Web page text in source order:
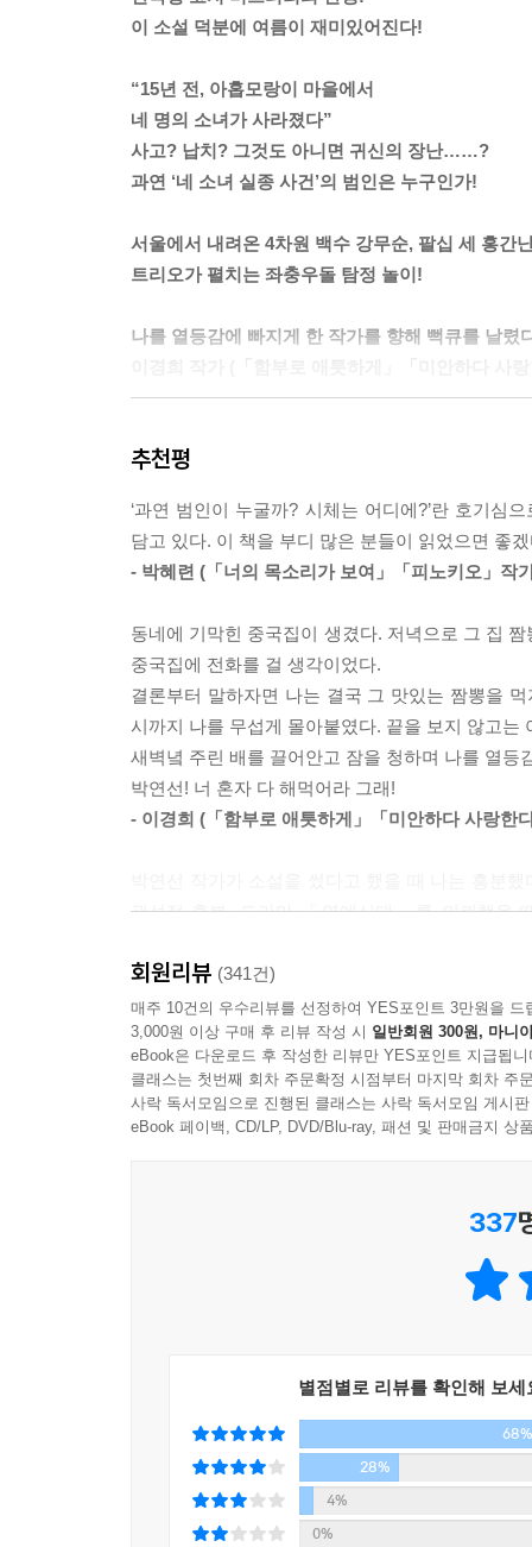
내가 뭘……. 우산 안 가져다 줬다고 화났나?
홍간난 여사가 맨손으로 뭔가를 쓸어 담는다. 그
쥐어박는 말투가 기분 나쁘지만, 쓰레받기 대령
데……. 그냥 서 있기 뭐해서 깨를 한 알 한 알 줍고
“에이, 씨부랄 거!”
홍간난 여사가 쓰레받기를 패대기쳤다. 쓰레받기
이년 저년이야 팔십 넘은 할머니가 하면 욕도 아니
“이 아까운 걸, 들깨 한 말 하려면 얼마나 애를 써
“저리 비켜, 이년아.”
“누군 뭐 있고 싶어서 있는 줄 알어?”
참다못해 한마디 했더니,
“있기 싫으면 가. 누가 말려?”
“알았어. 갈게. 가면 될 거 아냐!”
경찰은 물론 무당까지 나서서 찾아봤지만 이렇다
“벌써 15년이나 지났구먼. 세월이 참……. 그것들
그래놓고는 곧바로,
“살어 있으면 걔들이 지금 몇 살이라니…….”
--- p.84
“내 딸 내놔라, 이 씨발놈들아!”
황부영 엄마 목소리에서는 쇳소리가 났다. 사람
누군가 낫으로 잘라버렸다.
--- p.311
이 소설 덕분에 여름이 재미있어진다!
“15년 전, 아홉모랑이 마을에서
네 명의 소녀가 사라졌다”
사고? 납치? 그것도 아니면 귀신의 장난……?
과연 ‘네 소녀 실종 사건’의 범인은 누구인가!
서울에서 내려온 4차원 백수 강무순, 팔십 세 홍간
트리오가 펼치는 좌충우돌 탐정 놀이!
나를 열등감에 빠지게 한 작가를 향해 뻑큐를 날렸
두왕리를 배경으로 펼쳐지는 흥미진진 미스터리!
첩첩산중 두왕리, 일명 아홉모랑이 마을에 사는
출발하면 뭐하나. 살아 있는 이도 숨이 넘어갈 때
그렇게 아홉모랑이 강씨네는 장례를 치르게 되고
집안 최강 백수 강무순을 시골집에 낙오시키는
그 고요함에 화들짝 놀란 낙오자 강무순이 마당으
그렇게 강제적으로 시작된 동거 및 유배 생활에
산책을 나갔다가 ‘저 집에 개 끌고 돌아다니는
돌아다니지도 못하고 집 안에서 놀거리를 찾다가,
15년 전, 당시 최장수 노인의 백수 잔치에 온 마
자리에 어린 것들을 데려가기 ‘뭐해서’ 온 동네 아
마을이었기에 별 걱정 없었다.
그날 밤 관광이 끝나고 돌아온 어른들. 마을이 텅
뿐만 아니라, 삼거리 ‘허리 병신’네 둘째 딸 황부
경찰, 과학수사대, 심지어 무당도 포기한 전대
자신의 딸이 외계로 갔다며 뒷산에서 매일 울부짖
「동갑내기 과외하기」 「연애시대」 「얼렁뚱땅
장르를 넘나드는 스토리텔러 박연선 작가의 첫 장
작가들이 동경하는 작가, 박연선. 박 작가가 그 어
코믹, 로맨스, 스릴러, 범죄 등 장르를 넘나드는
추천평
‘과연 범인이 누굴까? 시체는 어디에?’란 호기심
담고 있다. 이 책을 부디 많은 분들이 읽었으면 좋
- 박혜련 (「너의 목소리가 보여」「피노키오」작
동네에 기막힌 중국집이 생겼다. 저녁으로 그 집
중국집에 전화를 걸 생각이었다.
결론부터 말하자면 나는 결국 그 맛있는 짬뽕을
시까지 나를 무섭게 몰아붙였다. 끝을 보지 않고는
새벽녘 주린 배를 끌어안고 잠을 청하며 나를 열등
박연선! 너 혼자 다 해먹어라 그래!
- 이경희 (「함부로 애틋하게」「미안하다 사랑한
관성적 흥분. 드라마 「연애시대」를 의뢰했을
없을까? 이 여름이 벌써부터 재밌다.
- 한지승 (「연애시대」감독)
살인을, 실종자를, 시체를 찾는 이야기가 이토록
- 황성연 (「발리에서 생긴 일」「구미호외전」작
회원리뷰 (341건)
매주 10건의 우수리뷰를 선정하여 YES포인트 3만원을 드
3,000원 이상 구매 후 리뷰 작성 시 일반회원 300원, 마니
eBook은 다운로드 후 작성한 리뷰만 YES포인트 지급됩니
클래스는 첫번째 회차 주문확정 시점부터 마지막 회차 주
사락 독서모임으로 진행된 클래스는 사락 독서모임 게시
eBook 페이백, CD/LP, DVD/Blu-ray, 패션 및 판매금지 상
337
별점별로 리뷰를 확인해 보세
68%
28%
4%
0%